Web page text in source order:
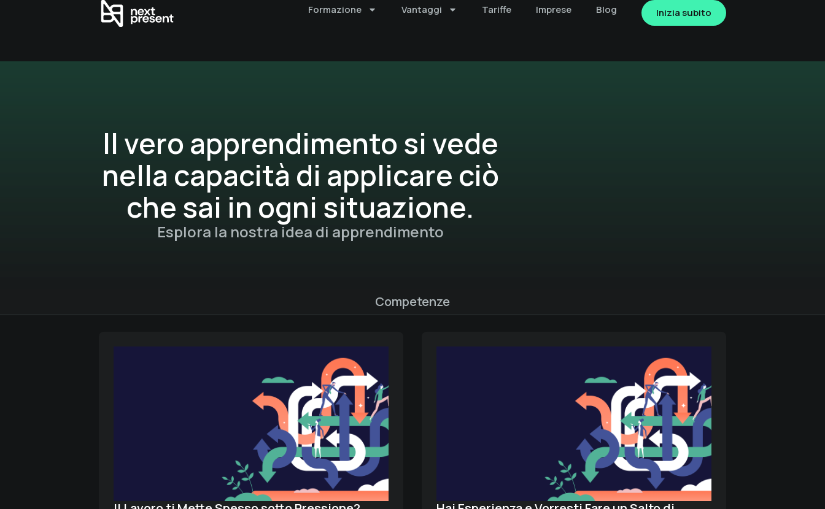
Formazione Vantaggi Tariffe Imprese Blog Inizia subito
Il vero apprendimento si vede
nella capacità di applicare ciò
che sai in ogni situazione.
Esplora la nostra idea di apprendimento
Competenze